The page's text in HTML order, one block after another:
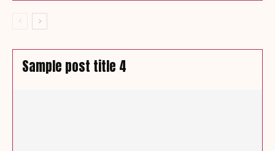
Sample post title 4